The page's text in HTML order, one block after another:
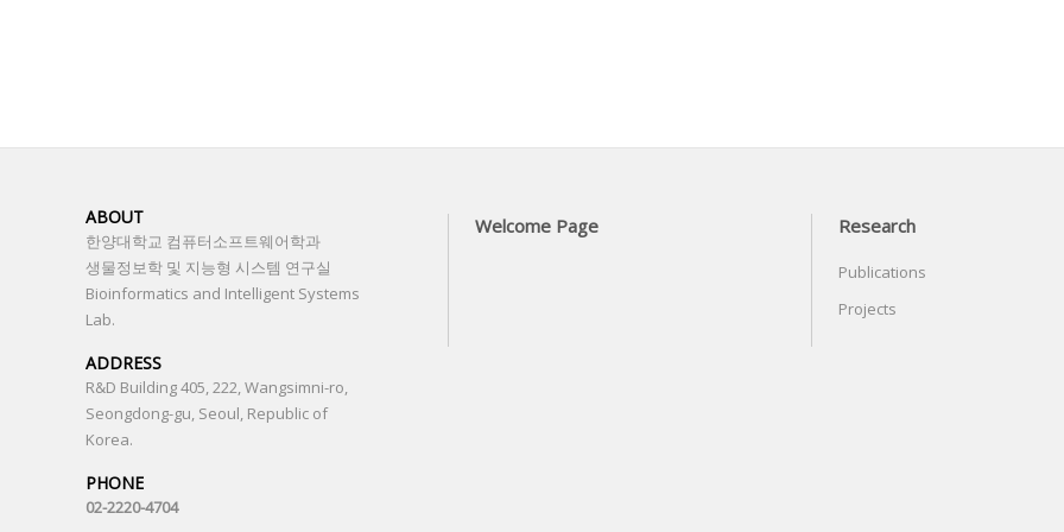
ABOUT
한양대학교 컴퓨터소프트웨어학과
생물정보학 및 지능형 시스템 연구실
Bioinformatics and Intelligent Systems
Lab.
ADDRESS
R&D Building 405, 222, Wangsimni-ro,
Seongdong-gu, Seoul, Republic of
Korea.
PHONE
02-2220-4704
Welcome Page Research
Publications
Projects